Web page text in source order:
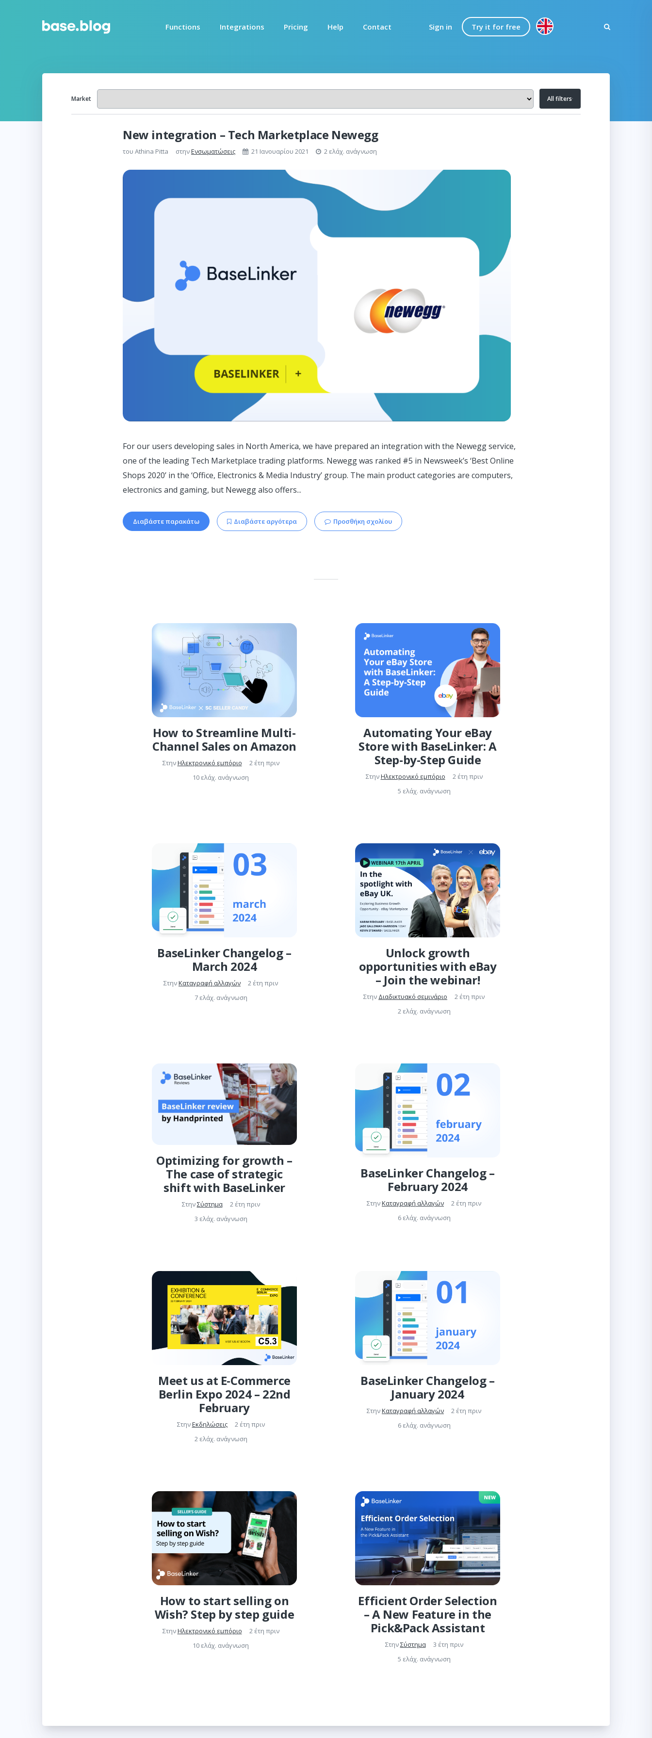
Functions Integrations Pricing Help Contact Sign in Try it for free
Market All filters
New integration – Tech Marketplace Newegg
του Athina Pitta στηνΕνσωματώσεις 21 Ιανουαρίου 2021 2 ελάχ. ανάγνωση
For our users developing sales in North America, we have prepared an integration with the Newegg service,
one of the leading Tech Marketplace trading platforms. Newegg was ranked #5 in Newsweek’s ‘Best Online
Shops 2020’ in the ‘Office, Electronics & Media Industry’ group. The main product categories are computers,
electronics and gaming, but Newegg also offers...
Διαβάστε παρακάτω Διαβάστε αργότερα Προσθήκη σχολίου
How to Streamline Multi-
Channel Sales on Amazon
ΣτηνΗλεκτρονικό εμπόριο
2 έτη πριν
10 ελάχ. ανάγνωση
Automating Your eBay
Store with BaseLinker: A
Step-by-Step Guide
ΣτηνΗλεκτρονικό εμπόριο
2 έτη πριν
5 ελάχ. ανάγνωση
BaseLinker Changelog –
March 2024
ΣτηνΚαταγραφή αλλαγών
2 έτη πριν
7 ελάχ. ανάγνωση
Unlock growth
opportunities with eBay
– Join the webinar!
Στην Διαδικτυακό σεμινάριο
2 έτη πριν
2 ελάχ. ανάγνωση
Optimizing for growth –
The case of strategic
shift with BaseLinker
ΣτηνΣύστημα
2 έτη πριν
3 ελάχ. ανάγνωση
BaseLinker Changelog –
February 2024
ΣτηνΚαταγραφή αλλαγών
2 έτη πριν
6 ελάχ. ανάγνωση
Meet us at E-Commerce
Berlin Expo 2024 – 22nd
February
ΣτηνΕκδηλώσεις
2 έτη πριν
2 ελάχ. ανάγνωση
BaseLinker Changelog –
January 2024
ΣτηνΚαταγραφή αλλαγών
2 έτη πριν
6 ελάχ. ανάγνωση
How to start selling on
Wish? Step by step guide
ΣτηνΗλεκτρονικό εμπόριο
2 έτη πριν
10 ελάχ. ανάγνωση
Efficient Order Selection
– A New Feature in the
Pick&Pack Assistant
ΣτηνΣύστημα
3 έτη πριν
5 ελάχ. ανάγνωση